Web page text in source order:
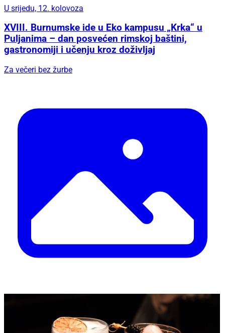
U srijedu, 12. kolovoza
XVIII. Burnumske ide u Eko kampusu „Krka“ u
Puljanima – dan posvećen rimskoj baštini,
gastronomiji i učenju kroz doživljaj
Za večeri bez žurbe